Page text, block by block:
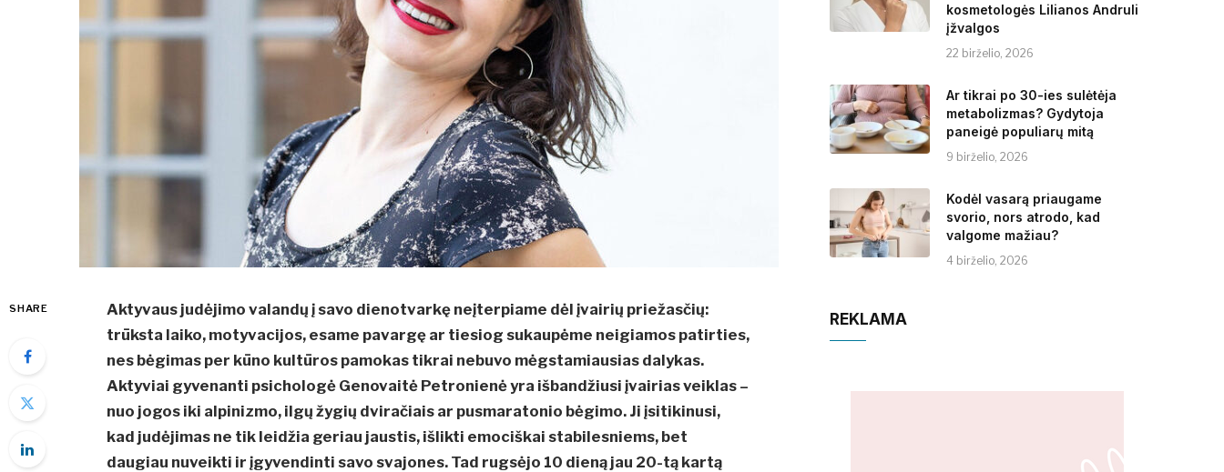
SHARE
Aktyvaus judėjimo valandų į savo dienotvarkę neįterpiame dėl įvairių priežasčių:
trūksta laiko, motyvacijos, esame pavargę ar tiesiog sukaupėme neigiamos patirties,
nes bėgimas per kūno kultūros pamokas tikrai nebuvo mėgstamiausias dalykas.
Aktyviai gyvenanti psichologė Genovaitė Petronienė yra išbandžiusi įvairias veiklas –
nuo jogos iki alpinizmo, ilgų žygių dviračiais ar pusmaratonio bėgimo. Ji įsitikinusi,
kad judėjimas ne tik leidžia geriau jaustis, išlikti emociškai stabilesniems, bet
daugiau nuveikti ir įgyvendinti savo svajones. Tad rugsėjo 10 dieną jau 20-tą kartą
kosmetologės Lilianos Andruli
įžvalgos
22 birželio, 2026
Ar tikrai po 30-ies sulėtėja
metabolizmas? Gydytoja
paneigė populiarų mitą
9 birželio, 2026
Kodėl vasarą priaugame
svorio, nors atrodo, kad
valgome mažiau?
4 birželio, 2026
REKLAMA